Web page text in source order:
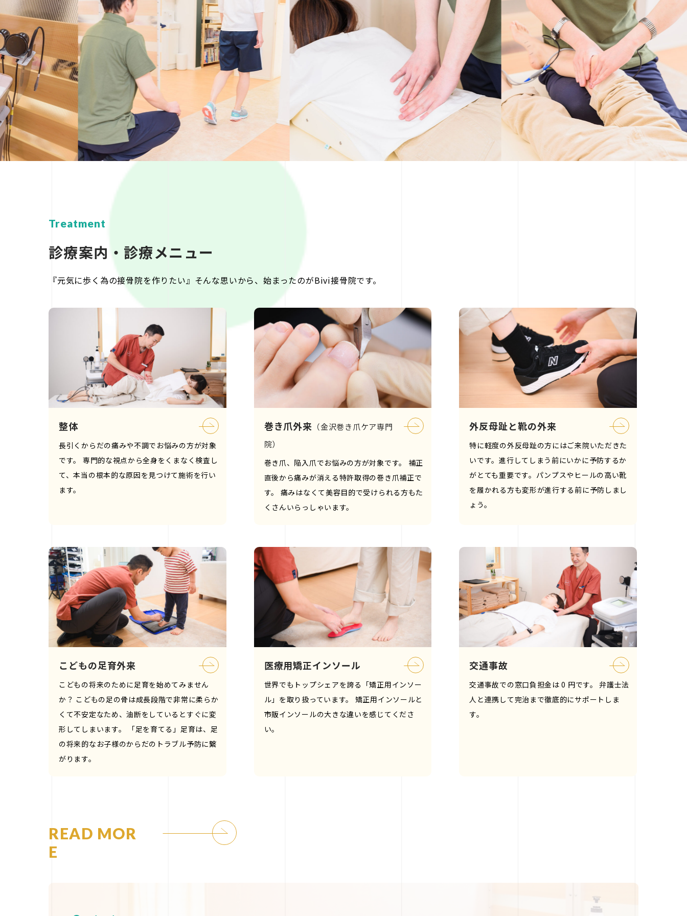
Treatment
診療案内・診療メニュー
『元気に歩く為の接骨院を作りたい』そんな思いから、始まったのがBivi接骨院です。
整体
長引くからだの痛みや不調でお悩みの方が対象
です。 専門的な視点から全身をくまなく検査し
て、本当の根本的な原因を見つけて施術を行い
ます。
巻き爪外来 （金沢巻き爪ケア専門
院）
巻き爪、陥入爪でお悩みの方が対象です。 補正
直後から痛みが消える特許取得の巻き爪補正で
す。 痛みはなくて美容目的で受けられる方もた
くさんいらっしゃいます。
外反母趾と靴の外来
特に軽度の外反母趾の方にはご来院いただきた
いです。進行してしまう前にいかに予防するか
がとても重要です。パンプスやヒールの高い靴
を履かれる方も変形が進行する前に予防しまし
ょう。
こどもの足育外来
こどもの将来のために足育を始めてみません
か？ こどもの足の骨は成長段階で非常に柔らか
くて不安定なため、油断をしているとすぐに変
形してしまいます。 「足を育てる」足育は、足
の将来的なお子様のからだのトラブル予防に繋
がります。
医療用矯正インソール
世界でもトップシェアを誇る「矯正用インソー
ル」を取り扱っています。 矯正用インソールと
市販インソールの大きな違いを感じてくださ
い。
交通事故
交通事故での窓口負担金は 0 円です。 弁護士法
人と連携して完治まで徹底的にサポートしま
す。
READ MOR
E